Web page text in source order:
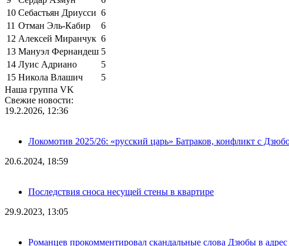
10 Себастьян Дриусси 6
11 Отман Эль-Кабир
6
12 Алексей Миранчук 6
13 Мануэл Фернандеш 5
14 Луис Адриано
5
15 Никола Влашич
5
Наша группа VK
Свежие новости:
19.2.2026, 12:36
Локомотив 2025/26: «русский царь» Батраков, конфликт с
20.6.2024, 18:59
Последствия сноса несущей стены в квартире
29.9.2023, 13:05
Романцев прокомментировал скандальные слова Дзюбы в